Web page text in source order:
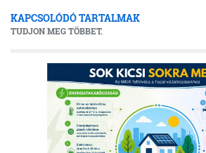
KAPCSOLÓDÓ TARTALMAK
TUDJON MEG TÖBBET.